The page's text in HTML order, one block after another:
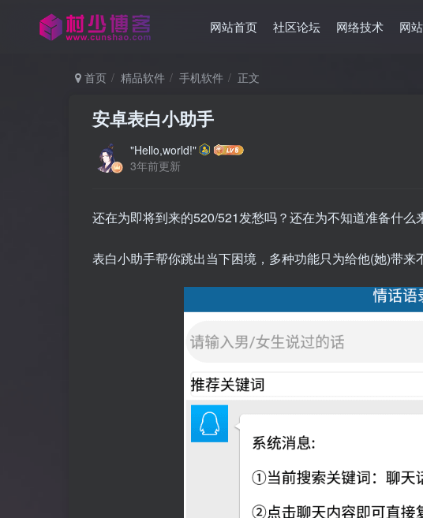
网站首页 社区论坛 网络技术 网
首页 精品软件 手机软件 正文
安卓表白小助手
"Hello,world!"
3年前更新
还在为即将到来的520/521发愁吗？还在为不知道准备什么
表白小助手帮你跳出当下困境，多种功能只为给他(她)带来